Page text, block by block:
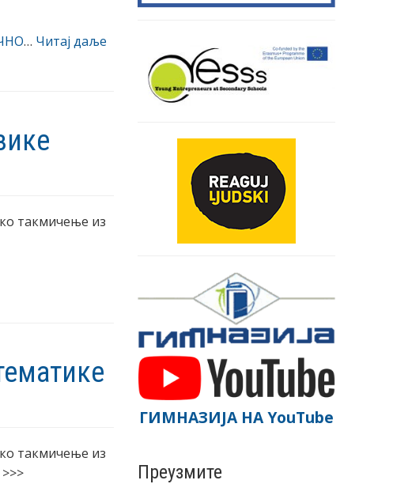
… Читај даље
такмичење из
такмичење из
ГИМНАЗИЈА НА YouTube
Преузмите